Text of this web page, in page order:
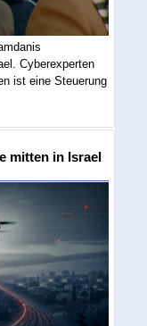
Cyberexperten
ist eine Steuerung
mitten in Israel